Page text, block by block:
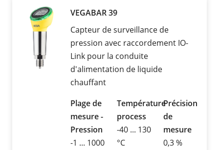
VEGABAR 39
Capteur de surveillance de
pression avec raccordement IO-
Link pour la conduite
d'alimentation de liquide
chauffant
Plage de
mesure -
Pression
-1 ... 1000
Température
process
-40 ... 130
°C
Précision
de
mesure
0,3 %